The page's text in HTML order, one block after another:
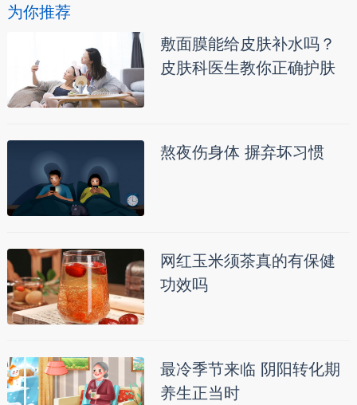
为你推荐
敷面膜能给皮肤补水吗？
皮肤科医生教你正确护肤
熬夜伤身体 摒弃坏习惯
网红玉米须茶真的有保健
功效吗
最冷季节来临 阴阳转化期
养生正当时